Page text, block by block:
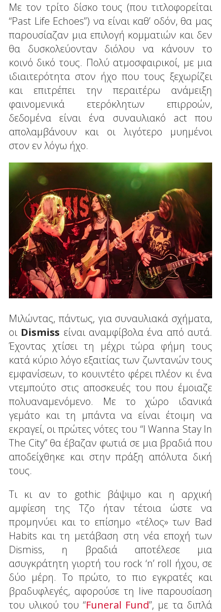
Με τον τρίτο δίσκο τους (που τιτλοφορείται
“Past Life Echoes”) να είναι καθ’ οδόν, θα μας
παρουσίαζαν μια επιλογή κομματιών και δεν
θα δυσκολεύονταν διόλου να κάνουν το
κοινό δικό τους. Πολύ ατμοσφαιρικοί, με μια
ιδιαιτερότητα στον ήχο που τους ξεχωρίζει
και επιτρέπει την περαιτέρω ανάμειξη
φαινομενικά ετερόκλητων επιρροών,
δεδομένα είναι ένα συναυλιακό act που
απολαμβάνουν και οι λιγότερο μυημένοι
στον εν λόγω ήχο.
Μιλώντας, πάντως, για συναυλιακά σχήματα,
οι Dismiss είναι αναμφίβολα ένα από αυτά.
Έχοντας χτίσει τη μέχρι τώρα φήμη τους
κατά κύριο λόγο εξαιτίας των ζωντανών τους
εμφανίσεων, το κουιντέτο φέρει πλέον κι ένα
ντεμπούτο στις αποσκευές του που έμοιαζε
πολυαναμενόμενο. Με το χώρο ιδανικά
γεμάτο και τη μπάντα να είναι έτοιμη να
εκραγεί, οι πρώτες νότες του “I Wanna Stay In
The City” θα έβαζαν φωτιά σε μια βραδιά που
αποδείχθηκε και στην πράξη απόλυτα δική
τους.
Τι κι αν το gothic βάψιμο και η αρχική
αμφίεση της Τζο ήταν τέτοια ώστε να
προμηνύει και το επίσημο «τέλος» των Bad
Habits και τη μετάβαση στη νέα εποχή των
Dismiss, η βραδιά αποτέλεσε μια
ασυγκράτητη γιορτή του rock ‘n’ roll ήχου, σε
δύο μέρη. Το πρώτο, το πιο εγκρατές και
βραδυφλεγές, αφορούσε τη live παρουσίαση
του υλικού του “Funeral Fund”, με τα διπλά